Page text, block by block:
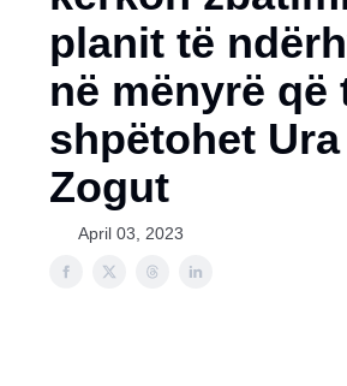
planit të
në mënyrë që
shpëtohet Ura
Zogut
April 03, 2023